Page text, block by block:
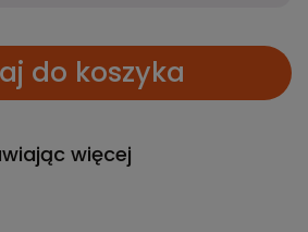
do koszyka
więcej